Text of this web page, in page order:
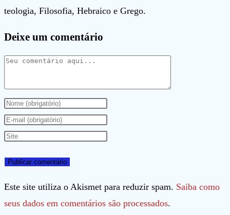
teologia, Filosofia, Hebraico e Grego.
Deixe um comentário
Comentário
Digite
seu
nome
nome
de
usuário
Digite
seu
de
e-
mail
Digite
URL
do
seu
Este site utiliza o Akismet para reduzir spam. Saiba como
seus dados em comentários são processados.